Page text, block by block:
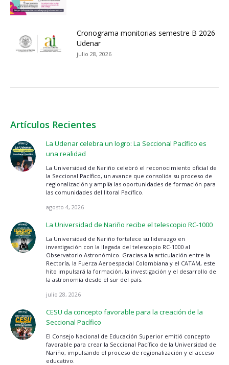
Cronograma monitorias semestre B 2026
Udenar
julio 28, 2026
Artículos Recientes
La Udenar celebra un logro: La Seccional Pacífico es
una realidad
La Universidad de Nariño celebró el reconocimiento oficial de
la Seccional Pacífico, un avance que consolida su proceso de
regionalización y amplía las oportunidades de formación para
las comunidades del litoral Pacífico.
agosto 4, 2026
La Universidad de Nariño recibe el telescopio RC-1000
La Universidad de Nariño fortalece su liderazgo en
investigación con la llegada del telescopio RC-1000 al
Observatorio Astronómico. Gracias a la articulación entre la
Rectoría, la Fuerza Aeroespacial Colombiana y el CATAM, este
hito impulsará la formación, la investigación y el desarrollo de
la astronomía desde el sur del país.
julio 28, 2026
CESU da concepto favorable para la creación de la
Seccional Pacífico
El Consejo Nacional de Educación Superior emitió concepto
favorable para crear la Seccional Pacífico de la Universidad de
Nariño, impulsando el proceso de regionalización y el acceso
educativo.